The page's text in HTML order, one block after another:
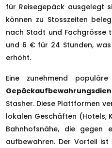
für Reisegepäck ausgelegt
können zu Stosszeiten
nach Stadt und Fachgrösse
und 6 € für 24 Stunden,
erhöht.
Eine zunehmend
Stasher. Diese Plattformen
lokalen Geschäften (Hotels,
Bahnhofsnähe, die gegen
aufbewahren. Der Vorteil